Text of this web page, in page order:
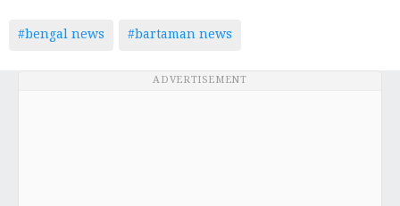
#bengal news #bartaman news
ADVERTISEMENT